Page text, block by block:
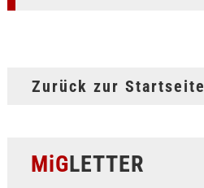
Zurück zur Startseite
MiGLETTER